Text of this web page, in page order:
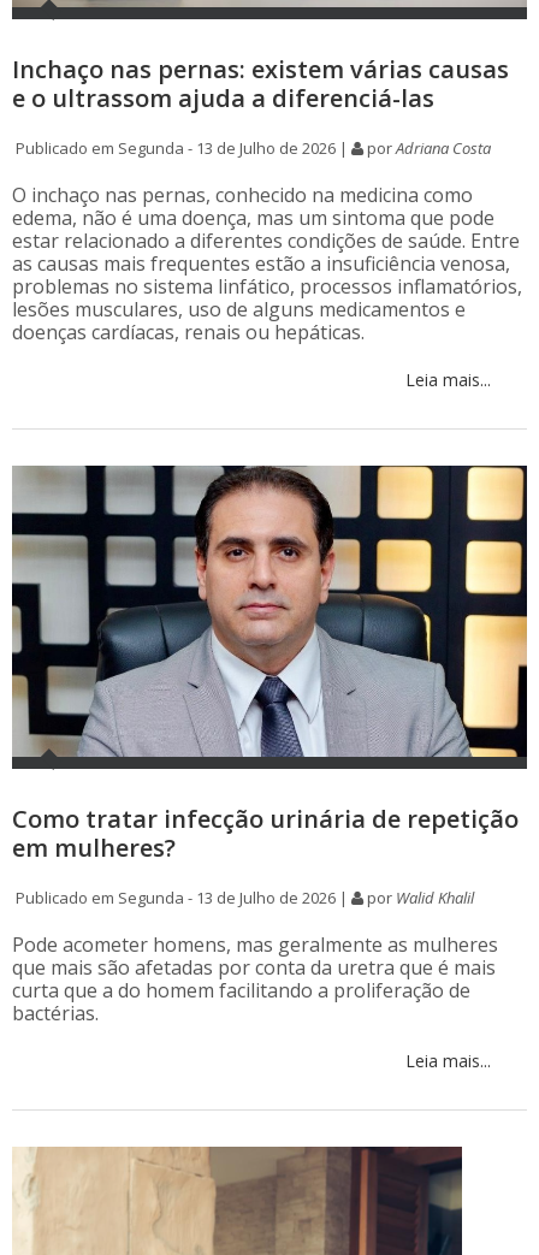
Inchaço nas pernas: existem várias causas
e o ultrassom ajuda a diferenciá-las
Publicado em Segunda - 13 de Julho de 2026 | porAdriana Costa
O inchaço nas pernas, conhecido na medicina como
edema, não é uma doença, mas um sintoma que pode
estar relacionado a diferentes condições de saúde. Entre
as causas mais frequentes estão a insuficiência venosa,
problemas no sistema linfático, processos inflamatórios,
lesões musculares, uso de alguns medicamentos e
doenças cardíacas, renais ou hepáticas.
Leia mais...
Como tratar infecção urinária de repetição
em mulheres?
Publicado em Segunda - 13 de Julho de 2026 | por Walid Khalil
Pode acometer homens, mas geralmente as mulheres
que mais são afetadas por conta da uretra que é mais
curta que a do homem facilitando a proliferação de
bactérias.
Leia mais...